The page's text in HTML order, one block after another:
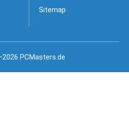
Sitemap
PCMasters.de